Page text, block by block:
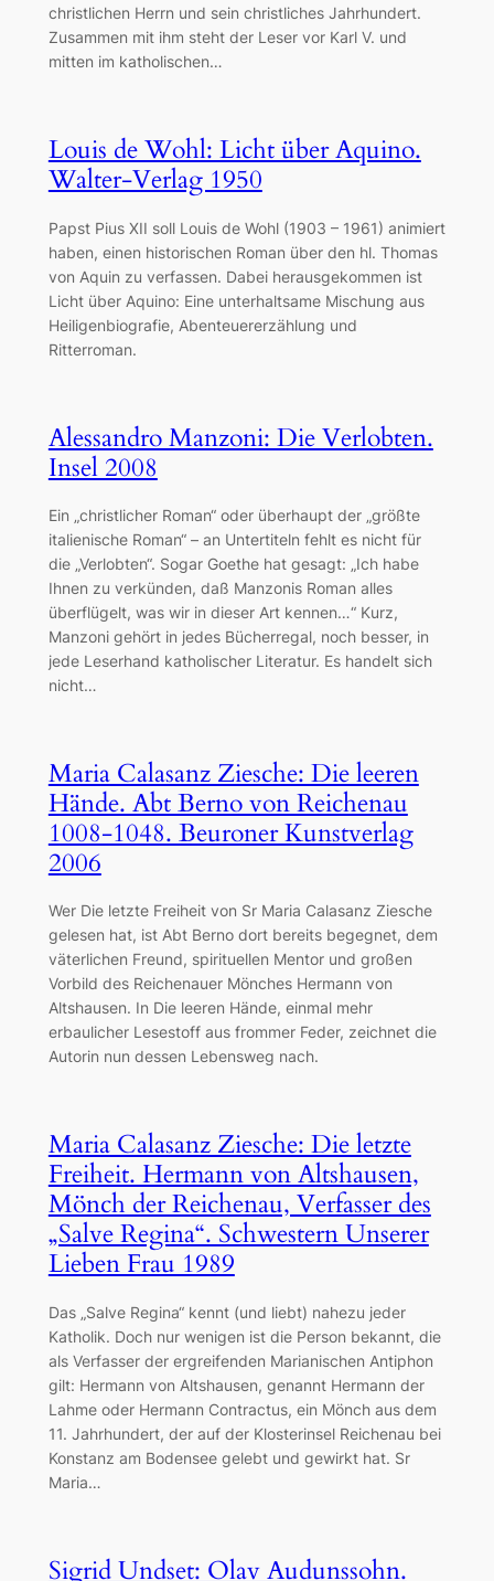
christlichen Herrn und sein christliches Jahrhundert.
Zusammen mit ihm steht der Leser vor Karl V. und
mitten im katholischen…
Louis de Wohl: Licht über Aquino.
Walter-Verlag 1950
Papst Pius XII soll Louis de Wohl (1903 – 1961) animiert
haben, einen historischen Roman über den hl. Thomas
von Aquin zu verfassen. Dabei herausgekommen ist
Licht über Aquino: Eine unterhaltsame Mischung aus
Heiligenbiografie, Abenteuererzählung und
Ritterroman.
Alessandro Manzoni: Die Verlobten.
Insel 2008
Ein „christlicher Roman“ oder überhaupt der „größte
italienische Roman“ – an Untertiteln fehlt es nicht für
die „Verlobten“. Sogar Goethe hat gesagt: „Ich habe
Ihnen zu verkünden, daß Manzonis Roman alles
überflügelt, was wir in dieser Art kennen…“ Kurz,
Manzoni gehört in jedes Bücherregal, noch besser, in
jede Leserhand katholischer Literatur. Es handelt sich
nicht…
Maria Calasanz Ziesche: Die leeren
Hände. Abt Berno von Reichenau
1008-1048. Beuroner Kunstverlag
2006
Wer Die letzte Freiheit von Sr Maria Calasanz Ziesche
gelesen hat, ist Abt Berno dort bereits begegnet, dem
väterlichen Freund, spirituellen Mentor und großen
Vorbild des Reichenauer Mönches Hermann von
Altshausen. In Die leeren Hände, einmal mehr
erbaulicher Lesestoff aus frommer Feder, zeichnet die
Autorin nun dessen Lebensweg nach.
Maria Calasanz Ziesche: Die letzte
Freiheit. Hermann von Altshausen,
Mönch der Reichenau, Verfasser des
„Salve Regina“. Schwestern Unserer
Lieben Frau 1989
Das „Salve Regina“ kennt (und liebt) nahezu jeder
Katholik. Doch nur wenigen ist die Person bekannt, die
als Verfasser der ergreifenden Marianischen Antiphon
gilt: Hermann von Altshausen, genannt Hermann der
Lahme oder Hermann Contractus, ein Mönch aus dem
11. Jahrhundert, der auf der Klosterinsel Reichenau bei
Konstanz am Bodensee gelebt und gewirkt hat. Sr
Maria…
Sigrid Undset: Olav Audunssohn.